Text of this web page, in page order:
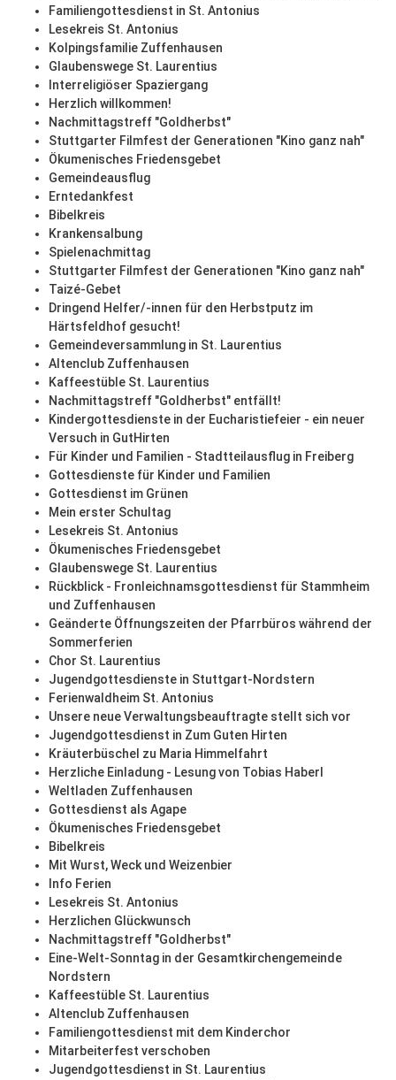
Familiengottesdienst in St. Antonius
Lesekreis St. Antonius
Kolpingsfamilie Zuffenhausen
Glaubenswege St. Laurentius
Interreligiöser Spaziergang
Herzlich willkommen!
Nachmittagstreff "Goldherbst"
Stuttgarter Filmfest der Generationen "Kino ganz nah"
Ökumenisches Friedensgebet
Gemeindeausflug
Erntedankfest
Bibelkreis
Krankensalbung
Spielenachmittag
Stuttgarter Filmfest der Generationen "Kino ganz nah"
Taizé-Gebet
Dringend Helfer/-innen für den Herbstputz im
Härtsfeldhof gesucht!
Gemeindeversammlung in St. Laurentius
Altenclub Zuffenhausen
Kaffeestüble St. Laurentius
Nachmittagstreff "Goldherbst" entfällt!
Kindergottesdienste in der Eucharistiefeier - ein neuer
Versuch in GutHirten
Für Kinder und Familien - Stadtteilausflug in Freiberg
Gottesdienste für Kinder und Familien
Gottesdienst im Grünen
Mein erster Schultag
Lesekreis St. Antonius
Ökumenisches Friedensgebet
Glaubenswege St. Laurentius
Rückblick - Fronleichnamsgottesdienst für Stammheim
und Zuffenhausen
Geänderte Öffnungszeiten der Pfarrbüros während der
Sommerferien
Chor St. Laurentius
Jugendgottesdienste in Stuttgart-Nordstern
Ferienwaldheim St. Antonius
Unsere neue Verwaltungsbeauftragte stellt sich vor
Jugendgottesdienst in Zum Guten Hirten
Kräuterbüschel zu Maria Himmelfahrt
Herzliche Einladung - Lesung von Tobias Haberl
Weltladen Zuffenhausen
Gottesdienst als Agape
Ökumenisches Friedensgebet
Bibelkreis
Mit Wurst, Weck und Weizenbier
Info Ferien
Lesekreis St. Antonius
Herzlichen Glückwunsch
Nachmittagstreff "Goldherbst"
Eine-Welt-Sonntag in der Gesamtkirchengemeinde
Nordstern
Kaffeestüble St. Laurentius
Altenclub Zuffenhausen
Familiengottesdienst mit dem Kinderchor
Mitarbeiterfest verschoben
Jugendgottesdienst in St. Laurentius